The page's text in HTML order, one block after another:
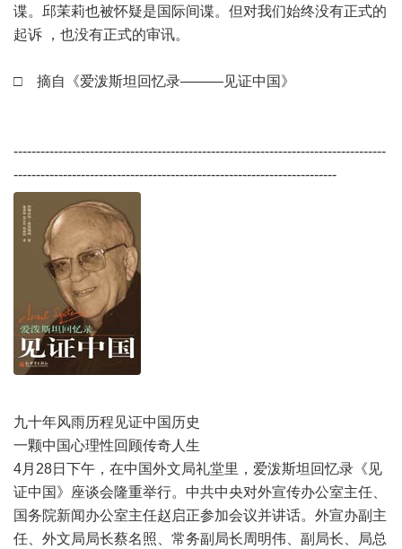
谍。邱茉莉也被怀疑是国际间谍。但对我们始终没有正式的
起诉 ，也没有正式的审讯。
□ 摘自《爱泼斯坦回忆录———见证中国》
-----------------------------------------------------------------------------------
------------------------------------------------------------------------
九十年风雨历程见证中国历史
一颗中国心理性回顾传奇人生
4月28日下午，在中国外文局礼堂里，爱泼斯坦回忆录《见
证中国》座谈会隆重举行。中共中央对外宣传办公室主任、
国务院新闻办公室主任赵启正参加会议并讲话。外宣办副主
任、外文局局长蔡名照、常务副局长周明伟、副局长、局总